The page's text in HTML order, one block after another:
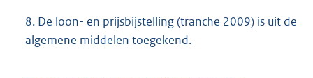
8. De loon- en prijsbijstelling (tranche 2009) is uit de
algemene middelen toegekend.